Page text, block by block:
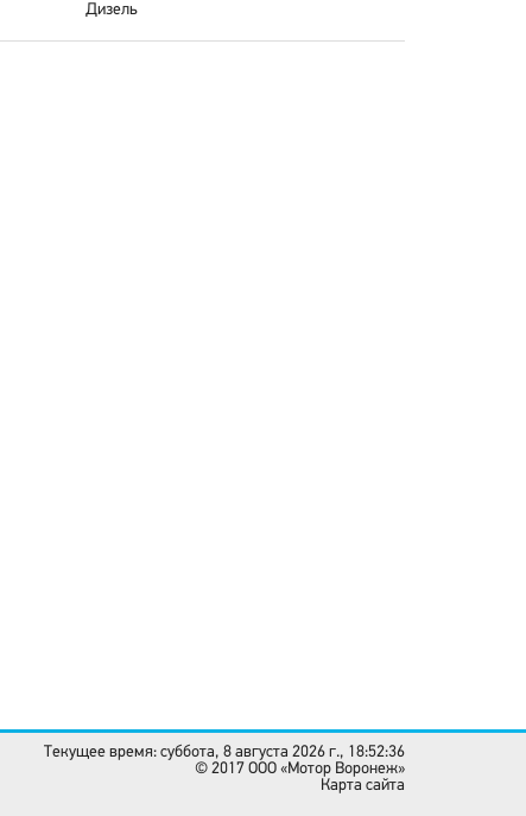
Дизель
Текущее время: суббота, 8 августа 2026 г., 18:52:36
© 2017 OOO «Мотор Воронеж»
Карта сайта